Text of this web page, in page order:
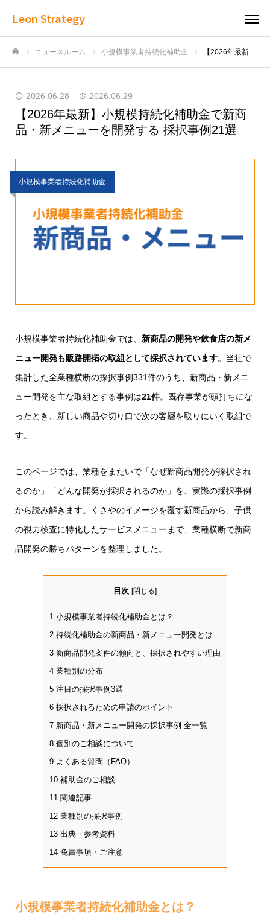
Leon Strategy
ニュースルーム 小規模事業者持続化補助金 【2026年最新】小規模持続化補助金で新商品・新メニューを開発する 採択事例21選
2026.06.28 2026.06.29
【2026年最新】小規模持続化補助金で新商
品・新メニューを開発する 採択事例21選
小規模事業者持続化補助金
小規模事業者持続化補助金では、 新商品の開発や飲食店の新メ
ニュー開発も販路開拓の取組として採択されています。当社で
集計した全業種横断の採択事例331件のうち、新商品・新メニ
ュー開発を主な取組とする事例は21件。既存事業が頭打ちにな
ったとき、新しい商品や切り口で次の客層を取りにいく取組で
す。
このページでは、業種をまたいで「なぜ新商品開発が採択され
るのか」「どんな開発が採択されるのか」を、実際の採択事例
から読み解きます。くさやのイメージを覆す新商品から、子供
の視力検査に特化したサービスメニューまで、業種横断で新商
品開発の勝ちパターンを整理しました。
目次 [閉じる]
1 小規模事業者持続化補助金とは？
2 持続化補助金の新商品・新メニュー開発とは
3 新商品開発案件の傾向と、採択されやすい理由
4 業種別の分布
5 注目の採択事例3選
6 採択されるための申請のポイント
7 新商品・新メニュー開発の採択事例 全一覧
8 個別のご相談について
9 よくある質問（FAQ）
10 補助金のご相談
11 関連記事
12 業種別の採択事例
13 出典・参考資料
14 免責事項・ご注意
小規模事業者持続化補助金とは？